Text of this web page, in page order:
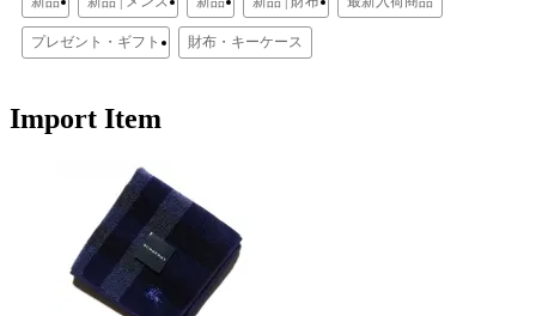
プレゼント・ギフト 財布・キーケース
Import Item